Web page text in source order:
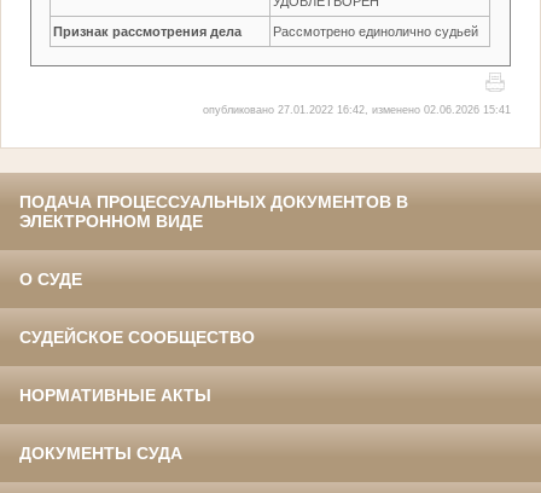
Признак рассмотрения дела Рассмотрено единолично судьей
опубликовано 27.01.2022 16:42, изменено 02.06.2026 15:41
ПОДАЧА ПРОЦЕССУАЛЬНЫХ ДОКУМЕНТОВ В
ЭЛЕКТРОННОМ ВИДЕ
О СУДЕ
СУДЕЙСКОЕ СООБЩЕСТВО
НОРМАТИВНЫЕ АКТЫ
ДОКУМЕНТЫ СУДА